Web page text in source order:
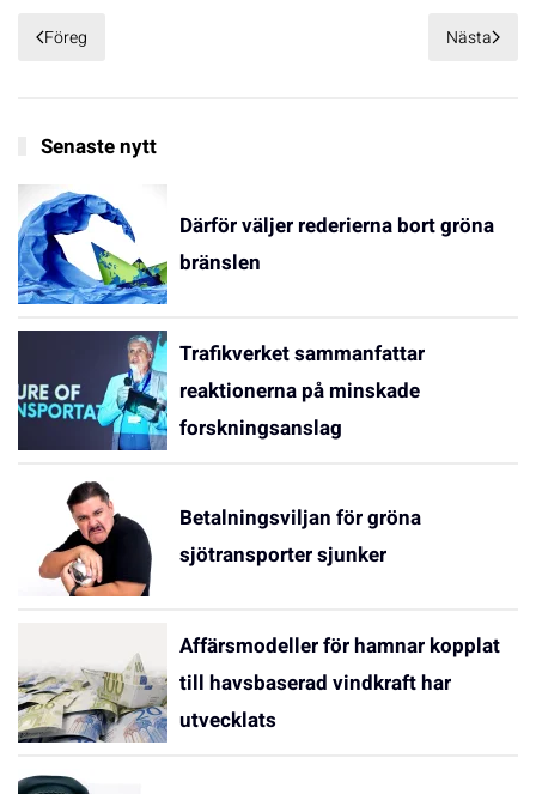
Föreg Nästa
Senaste nytt
Därför väljer rederierna bort gröna
bränslen
Trafikverket sammanfattar
reaktionerna på minskade
forskningsanslag
Betalningsviljan för gröna
sjötransporter sjunker
Affärsmodeller för hamnar kopplat
till havsbaserad vindkraft har
utvecklats